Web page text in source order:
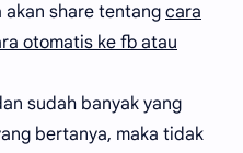
akan share tentangcara
otomatis ke fb atau
sudah banyak yang
bertanya, maka tidak